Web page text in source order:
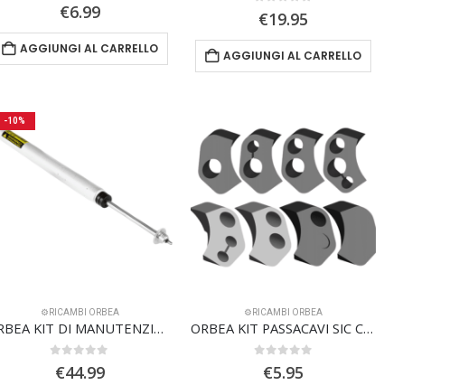
€6.99
AGGIUNGI AL CARRELLO
€19.95
AGGIUNGI AL CARRELLO
-10%
⚙️RICAMBI ORBEA
ORBEA KIT DI MANUTENZIONE REGGISELLA TELESCOPICO DP-MC20
€44.99
⚙️RICAMBI ORBEA
ORBEA KIT PASSACAVI SIC COLLECTOR HS02
€5.95